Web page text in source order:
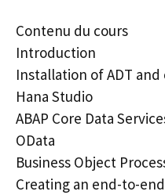
Contenu du cours
Introduction
Installation of ADT
Hana Studio
ABAP Core Data
OData
Business Object
Creating an end-to-